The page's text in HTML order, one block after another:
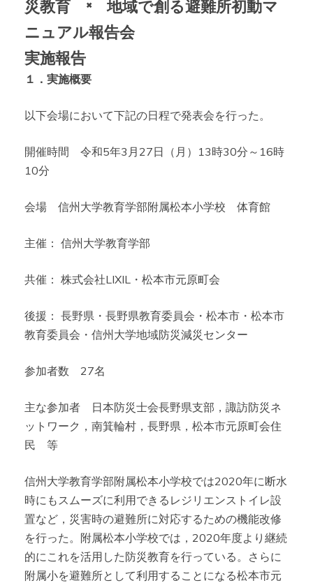
災教育 × 地域で創る避難所初動マ
ニュアル報告会
実施報告
１．実施概要
以下会場において下記の日程で発表会を行った。
開催時間 令和5年3月27日（月）13時30分～16時
10分
会場 信州大学教育学部附属松本小学校 体育館
主催： 信州大学教育学部
共催： 株式会社LIXIL・松本市元原町会
後援： 長野県・長野県教育委員会・松本市・松本市
教育委員会・信州大学地域防災減災センター
参加者数 27名
主な参加者 日本防災士会長野県支部，諏訪防災ネ
ットワーク，南箕輪村，長野県，松本市元原町会住
民 等
信州大学教育学部附属松本小学校では2020年に断水
時にもスムーズに利用できるレジリエンストイレ設
置など，災害時の避難所に対応するための機能改修
を行った。附属松本小学校では，2020年度より継続
的にこれを活用した防災教育を行っている。さらに
附属小を避難所として利用することになる松本市元